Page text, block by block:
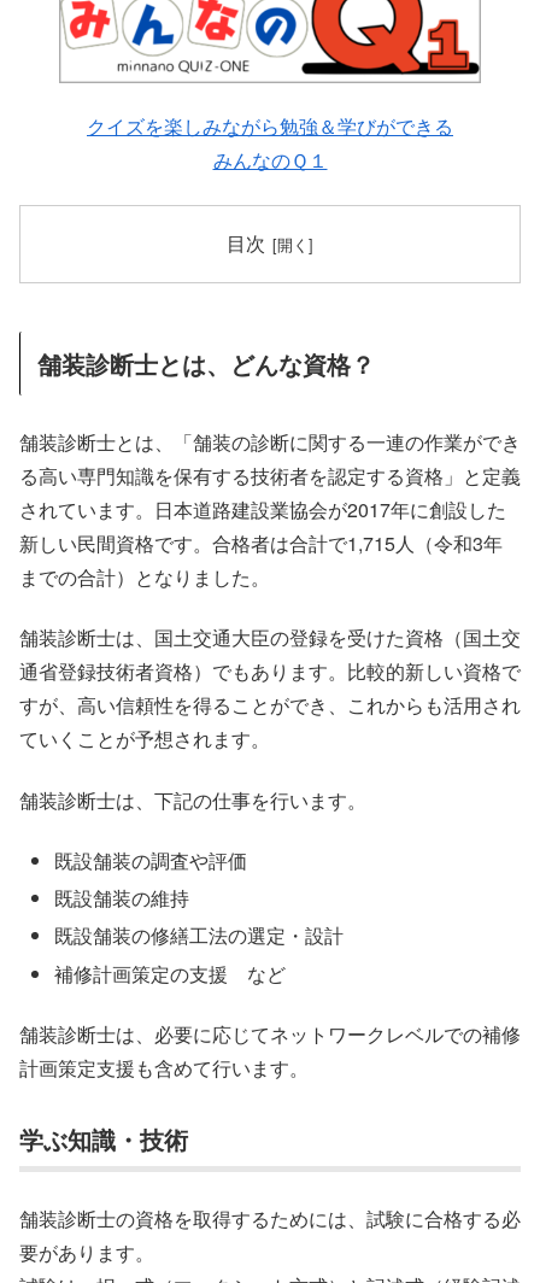
クイズを楽しみながら勉強＆学びができる
みんなのＱ１
目次
舗装診断士とは、どんな資格？
舗装診断士とは、「舗装の診断に関する一連の作業ができ
る高い専門知識を保有する技術者を認定する資格」と定義
されています。日本道路建設業協会が2017年に創設した
新しい民間資格です。合格者は合計で1,715人（令和3年
までの合計）となりました。
舗装診断士は、国土交通大臣の登録を受けた資格（国土交
通省登録技術者資格）でもあります。比較的新しい資格で
すが、高い信頼性を得ることができ、これからも活用され
ていくことが予想されます。
舗装診断士は、下記の仕事を行います。
既設舗装の調査や評価
既設舗装の維持
既設舗装の修繕工法の選定・設計
補修計画策定の支援 など
舗装診断士は、必要に応じてネットワークレベルでの補修
計画策定支援も含めて行います。
学ぶ知識・技術
舗装診断士の資格を取得するためには、試験に合格する必
要があります。